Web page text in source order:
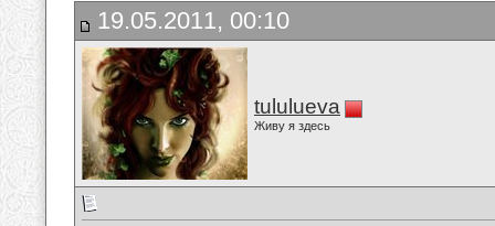
19.05.2011, 00:10
tululueva
Живу я здесь